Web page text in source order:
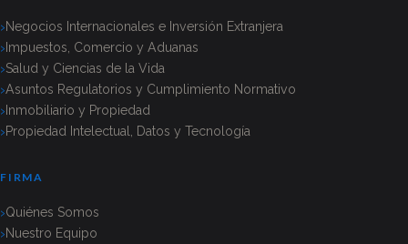
Negocios Internacionales e Inversión Extranjera
Impuestos, Comercio y Aduanas
Salud y Ciencias de la Vida
Asuntos Regulatorios y Cumplimiento Normativo
Inmobiliario y Propiedad
Propiedad Intelectual, Datos y Tecnología
FIRMA
Quiénes Somos
Nuestro Equipo